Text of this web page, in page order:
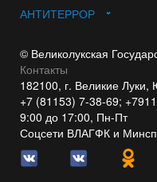
АНТИТЕРРОР
© Великолукская
Контакты
182100, г. Великие
+7 (81153) 7-38-69;
9:00 до 17:00, Пн-Пт
Соцсети ВЛАГФК и